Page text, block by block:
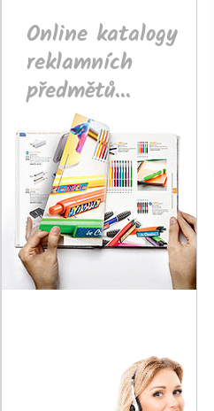
Online katalogy
reklamních
předmětů...